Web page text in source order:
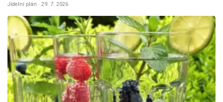
Jídelní plán · 29. 7. 2026